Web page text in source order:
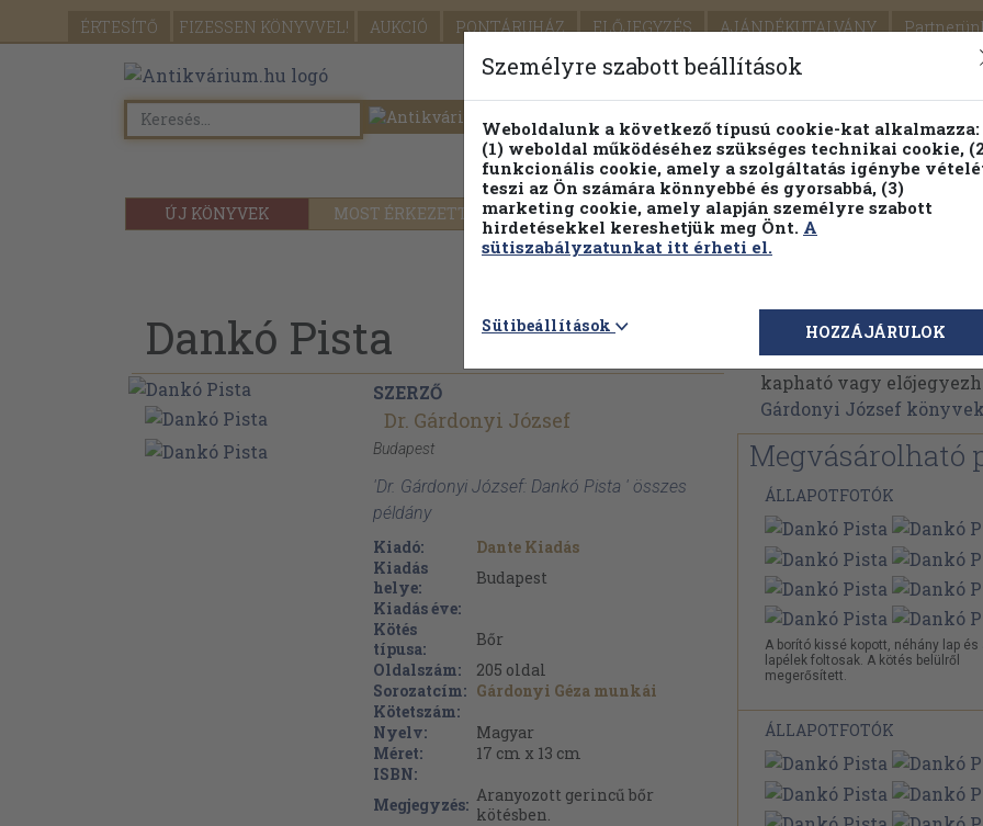
ÉRTESÍTŐ FIZESSEN KÖNYVVEL! AUKCIÓ PONTÁRUHÁZ ELŐJEGYZÉS AJÁNDÉKUTALVÁNY
SEGÍTSÉG
ÚJ KÖNYVEK MOST ÉRKEZETT PILLANATNYI ÁRAINK FENNTARTHATÓ
Részletes kereső Témaköri fa
Dankó Pista
SZERZŐ
Dr. Gárdonyi József
Budapest
'Dr. Gárdonyi József: Dankó Pista ' összes
példány
Kiadó:
Dante Kiadás
Kiadás
helye:
Budapest
Kiadás éve:
Kötés
típusa:
Bőr
Oldalszám:
205 oldal
Sorozatcím: Gárdonyi Géza munkái
Kötetszám:
Nyelv:
Magyar
Méret:
17 cm x 13 cm
ISBN:
Megjegyzés: Aranyozott gerincű bőr
kötésben.
Dr. Gárdonyi József
Dr. Gárdonyi József
kapható vagy
Gárdonyi József
Megvásárolható
ÁLLAPOTFOTÓK
A borító kissé kopott, néhány lap és
lapélek foltosak. A kötés belülről
megerősített.
ÁLLAPOTFOTÓK
Személyre szabott beállítások
Weboldalunk a következő típusú cookie-kat alkalmazza:
(1) weboldal működéséhez szükséges technikai cookie,
funkcionális cookie, amely a szolgáltatás igénybe
teszi az Ön számára könnyebbé és gyorsabbá, (3)
marketing cookie, amely alapján személyre szabott
hirdetésekkel kereshetjük meg Önt. A
sütiszabályzatunkat itt érheti el.
Sütibeállítások HOZZÁJÁRULOK